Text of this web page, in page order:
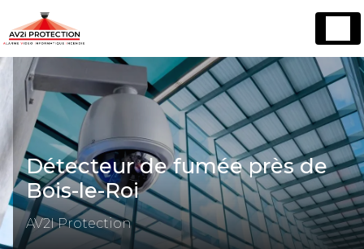
Détecteur de fumée près de
Bois-le-Roi
AV2I Protection
Panneau de gestion des cookies